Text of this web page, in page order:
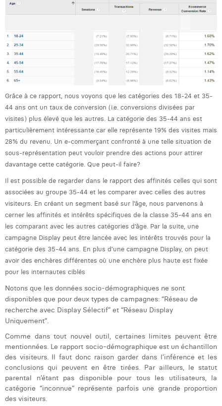
Victor Hayot
Yaël Vanhoe
Grâce à ce rapport, nous voyons que les catégories des 18-24 et 35-
44 ans ont un taux de conversion (i.e. conversions divisées par
visites) plus élevé que les autres. La catégorie des 35-44 ans est
particulièrement intéressante car elle représente 19% des visites mais
28% du revenu. Un e-commerçant confronté à une telle situation de
sous-représentation peut vouloir prendre des actions pour attirer
davantage cette catégorie. Que peut-il faire?
Il est possible de regarder dans le rapport des affinités celles qui sont
associées au groupe 35-44 et les comparer avec celles des autres
visiteurs. En créant un segment basé sur l’âge, nous parvenons à
cerner les affinités et intérêts spécifiques de la classe 35-44 ans en
les comparant avec les autres catégories d’âge. Par la suite, une
campagne Display peut être lancée avec les intérêts trouvés pour la
catégorie des 35-44 ans. En plus d’une campagne Display, on peut
avoir des enchères différentes où une enchère plus haute est fixée
pour les internautes ciblés
Notons que les données socio-démographiques ne sont
disponibles que pour deux types de campagnes: “Réseau de
recherche avec Display Sélectif” et “Réseau Display
Uniquement”.
Comme dans tout nouvel outil, certaines limites peuvent être
mentionnées. Le rapport socio-démographique est un échantillon
des visiteurs. Il faut donc raison garder dans l’inférence et les
conclusions qui peuvent en être tirées. Par ailleurs, le statut
parental n’étant pas disponible pour tous les utilisateurs, la
catégorie “inconnue” représente parfois une grande proportion
des visiteurs.